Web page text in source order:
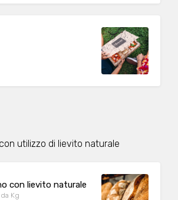
utilizzo di lievito naturale
con lievito naturale
Kg